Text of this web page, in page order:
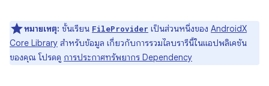
หมายเหตุ: ชั้นเรียน FileProvider เป็นส่วนหนึ่งของ AndroidX
Core Library สำหรับข้อมูล เกี่ยวกับการรวมไลบรารีนี้ในแอปพลิเคชัน
ของคุณ โปรดดู การประกาศทรัพยากร Dependency